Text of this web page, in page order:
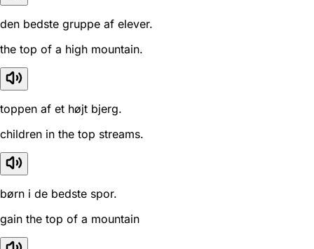
den bedste gruppe af elever.
the top of a high mountain.
toppen af et højt bjerg.
children in the top streams.
børn i de bedste spor.
gain the top of a mountain